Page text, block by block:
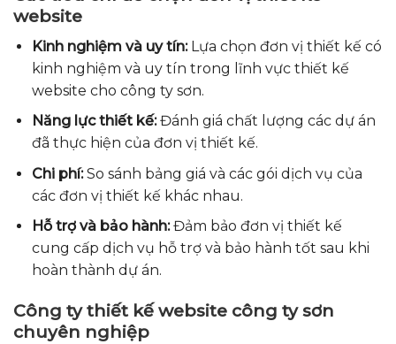
website
Kinh nghiệm và uy tín:Lựa chọn đơn vị thiết kế có
kinh nghiệm và uy tín trong lĩnh vực thiết kế
website cho công ty sơn.
Năng lực thiết kế:Đánh giá chất lượng các dự án
đã thực hiện của đơn vị thiết kế.
Chi phí:So sánh bảng giá và các gói dịch vụ của
các đơn vị thiết kế khác nhau.
Hỗ trợ và bảo hành:Đảm bảo đơn vị thiết kế
cung cấp dịch vụ hỗ trợ và bảo hành tốt sau khi
hoàn thành dự án.
Công ty thiết kế website công ty sơn
chuyên nghiệp